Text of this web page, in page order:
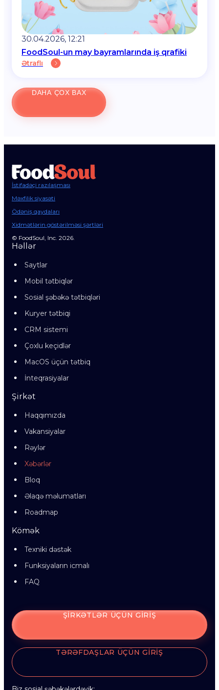
30.04.2026, 12:21
FoodSoul-un may bayramlarında iş qrafiki
Ətraflı
DAHA ÇOX BAX
İstifadəçi razılaşması
Məxfilik siyasəti
Ödəniş qaydaları
Xidmətlərin göstərilməsi şərtləri
© FoodSoul, Inc. 2026.
Həllər
Saytlar
Mobil tətbiqlər
Sosial şəbəkə tətbiqləri
Kuryer tətbiqi
CRM sistemi
Çoxlu keçidlər
MacOS üçün tətbiq
İnteqrasiyalar
Şirkət
Haqqımızda
Vakansiyalar
Rəylər
Xəbərlər
Bloq
Əlaqə məlumatları
Roadmap
Kömək
Texniki dəstək
Funksiyaların icmalı
FAQ
ŞIRKƏTLƏR ÜÇÜN GIRIŞ
TƏRƏFDAŞLAR ÜÇÜN GIRIŞ